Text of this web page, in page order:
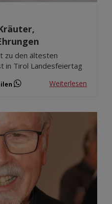
zu den ältesten
in Tirol Landesfeiertag
Weiterlesen